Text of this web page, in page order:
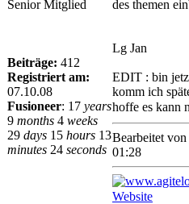
Senior Mitglied
Beiträge: 412
Registriert am:
07.10.08
Fusioneer: 17 years
9 months 4 weeks
29 days 15 hours 13
minutes 24 seconds
des themen
Lg Jan
EDIT : bin
komm ich
hoffe es kann
Bearbeitet von
01:28
Website